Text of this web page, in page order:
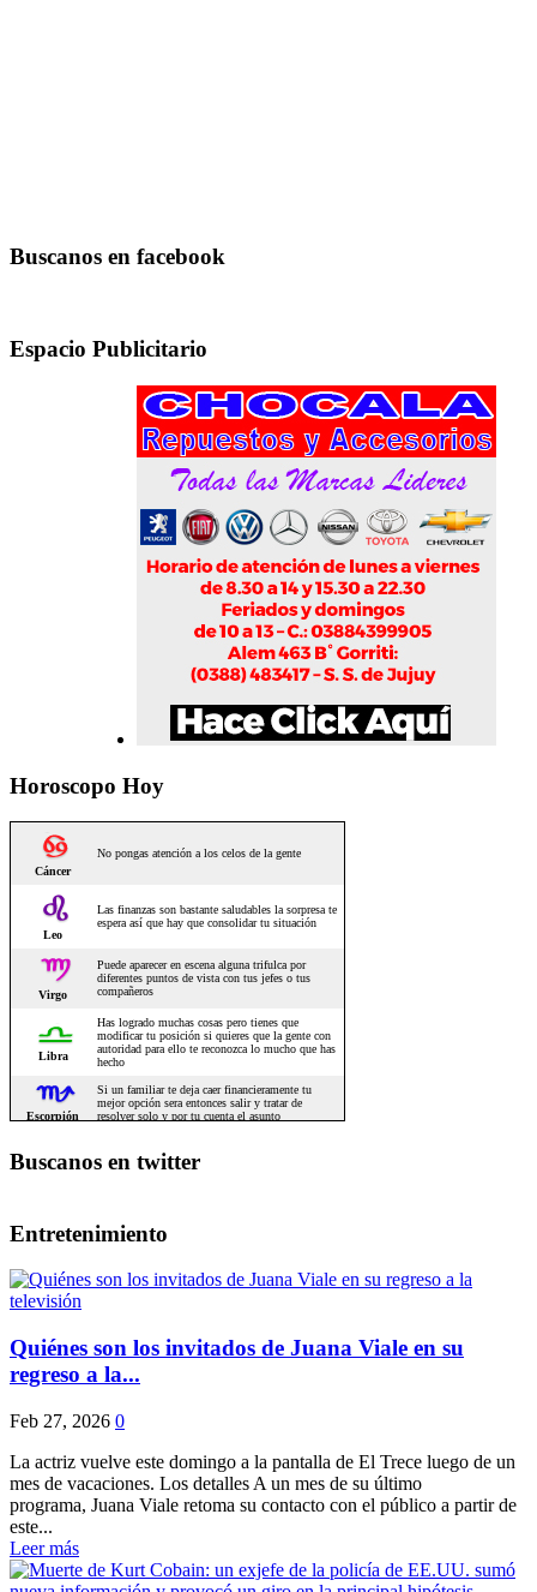
Buscanos en facebook
Espacio Publicitario
Horoscopo Hoy
Buscanos en twitter
Entretenimiento
Quiénes son los invitados de Juana Viale en su
regreso a la...
Feb 27, 2026 0
La actriz vuelve este domingo a la pantalla de El Trece luego de un
mes de vacaciones. Los detalles A un mes de su último
programa, Juana Viale retoma su contacto con el público a partir de
este...
Leer más